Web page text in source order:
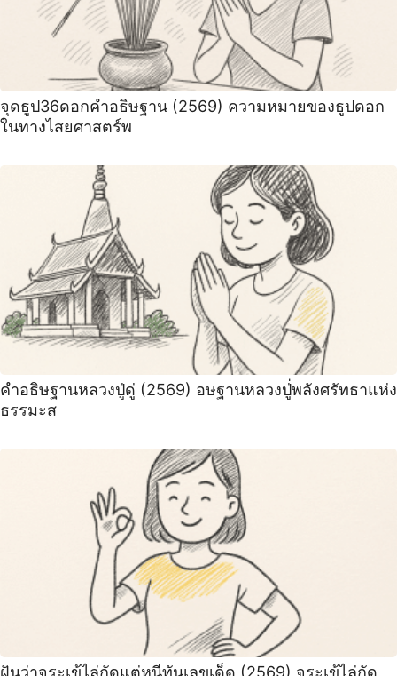
จุดธูป36ดอกคำอธิษฐาน (2569) ความหมายของธูปดอก
ในทางไสยศาสตร์พ
คำอธิษฐานหลวงปู่ดู่ (2569) อษฐานหลวงปู่่พลังศรัทธาแห่ง
ธรรมะส
ฝันว่าจระเข้ไล่กัดแต่หนีทันเลขเด็ด (2569) จระเข้ไล่กัด